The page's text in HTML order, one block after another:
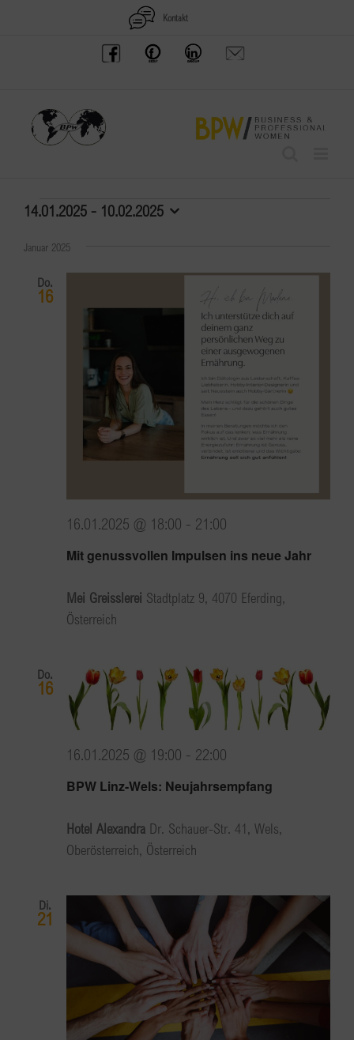
Kontakt
BPW
Austria
Offenes
Frauennetzwerk
BPW
Gruppe
Anfrage
schicken
Veranstaltungen
14.01.2025 - 10.02.2025
wählen.
Januar 2025
Do.
16
Mit genussvollen Impulsen ins neue Jahr
16.01.2025 @ 18:00 - 21:00
Mei Greisslerei Stadtplatz 9, 4070 Eferding,
Österreich
Do.
16
BPW Linz-Wels: Neujahrsempfang
16.01.2025 @ 19:00 - 22:00
Hotel Alexandra Dr. Schauer-Str. 41, Wels,
Oberösterreich, Österreich
Di.
21